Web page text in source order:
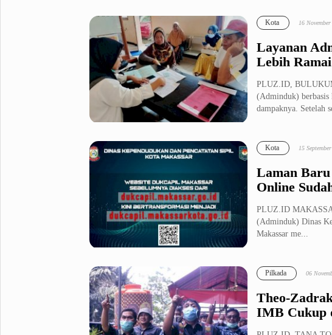
Layanan
Lebih Ramai
Kota 16
PLUZ.ID,
(Adminduk) berbasis
dampaknya. Setelah
Laman
Online
Kota 15
PLUZ.ID
(Adminduk) Dinas
Makassar me...
Theo-
IMB Cukup
Pilkada 06